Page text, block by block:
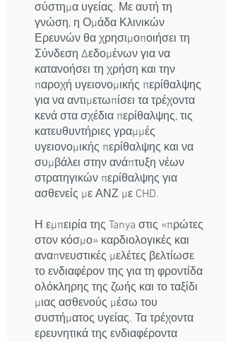
σύστημα υγείας. Με αυτή τη
γνώση, η Ομάδα Κλινικών
Ερευνών θα χρησιμοποιήσει τη
Σύνδεση Δεδομένων για να
κατανοήσει τη χρήση και την
παροχή υγειονομικής περίθαλψης
για να αντιμετωπίσει τα τρέχοντα
κενά στα σχέδια περίθαλψης, τις
κατευθυντήριες γραμμές
υγειονομικής περίθαλψης και να
συμβάλει στην ανάπτυξη νέων
στρατηγικών περίθαλψης για
ασθενείς με ΑΝΖ με CHD.
Η εμπειρία της Tanya στις «πρώτες
στον κόσμο» καρδιολογικές και
αναπνευστικές μελέτες βελτίωσε
το ενδιαφέρον της για τη φροντίδα
ολόκληρης της ζωής και το ταξίδι
μιας ασθενούς μέσω του
συστήματος υγείας. Τα τρέχοντα
ερευνητικά της ενδιαφέροντα